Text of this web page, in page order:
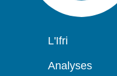
Navigation
L'Ifri
Analyses